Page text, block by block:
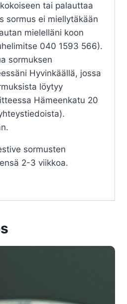
tai palauttaa
sormus ei miellytäkään
mielelläni koon
040 1593 566).
sormuksen
Hyvinkäällä, jossa
löytyy
Hämeenkatu 20
sormusten
2-3 viikkoa.